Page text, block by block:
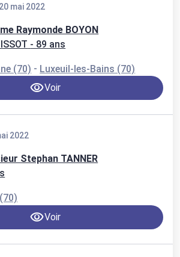
mai 2022
Raymonde BOYON
- 89 ans
(70) - Luxeuil-les-Bains (70)
Voir
2022
Stephan TANNER
Voir